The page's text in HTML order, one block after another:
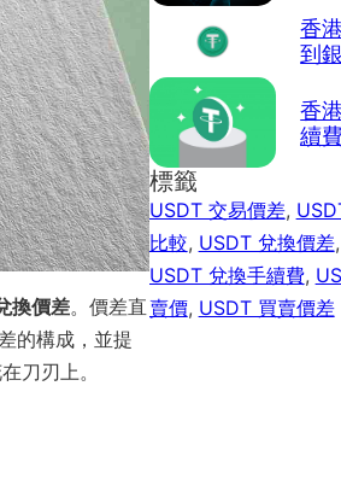
換價差。價差直
的構成，並提
刀刃上。
香
到
香
續
標籤
USDT 交易價差,
比較, USDT 兌換價差,
USDT 兌換手續費,
賣價, USDT 買賣價差